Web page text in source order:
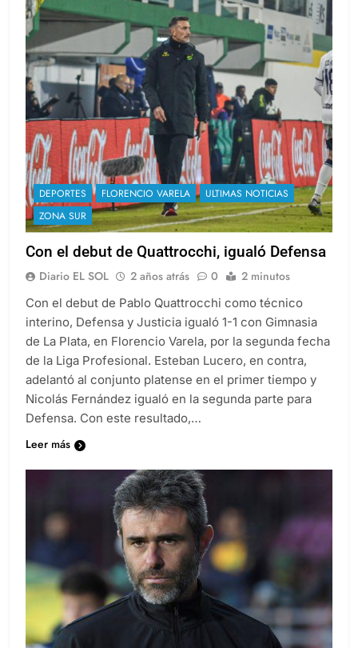
DEPORTES FLORENCIO VARELA
ULTIMAS NOTICIAS
ZONA SUR
Con el debut de Quattrocchi, igualó Defensa
Diario EL SOL 2 años atrás 0 2 minutos
Con el debut de Pablo Quattrocchi como técnico
interino, Defensa y Justicia igualó 1-1 con Gimnasia
de La Plata, en Florencio Varela, por la segunda fecha
de la Liga Profesional. Esteban Lucero, en contra,
adelantó al conjunto platense en el primer tiempo y
Nicolás Fernández igualó en la segunda parte para
Defensa. Con este resultado,…
Leer más